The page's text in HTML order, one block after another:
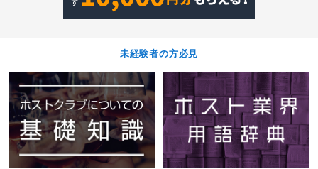
未経験者の方必見